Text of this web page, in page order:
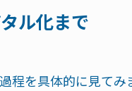
ル化まで
を具体的に見てみ